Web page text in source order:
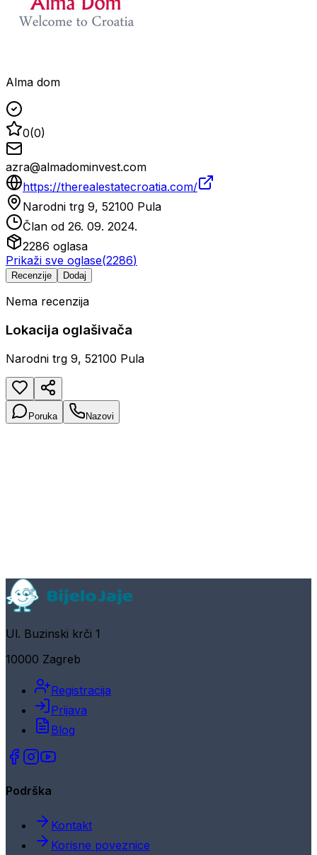
Alma dom
0(0)
azra@almadominvest.com
https://therealestatecroatia.com/
Narodni trg 9, 52100 Pula
Član od 26. 09. 2024.
2286 oglasa
Prikaži sve oglase(2286)
Recenzije Dodaj
Nema recenzija
Lokacija oglašivača
Narodni trg 9, 52100 Pula
Poruka Nazovi
Ul. Buzinski krči 1
10000 Zagreb
Registracija
Prijava
Blog
Podrška
Kontakt
Korisne poveznice